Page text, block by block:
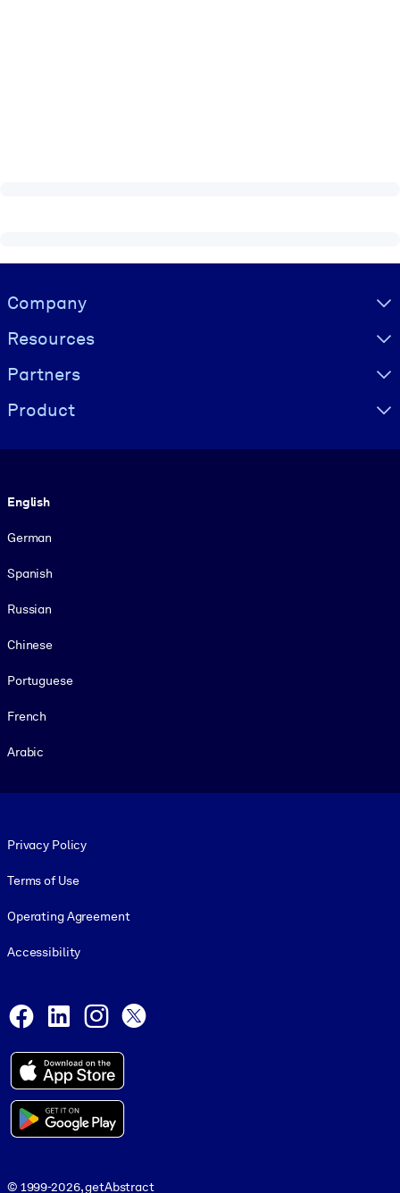
Visually hidden Text
Company
Resources
Partners
Product
English
German
Spanish
Russian
Chinese
Portuguese
French
Arabic
Privacy Policy
Terms of Use
Operating Agreement
Accessibility
Facebook
LinkedInInstagram
© 1999-2026, getAbstract